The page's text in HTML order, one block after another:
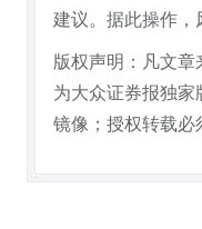
建议。据此操作，
版权声明：凡文章
为大众证券报独
镜像；授权转载必